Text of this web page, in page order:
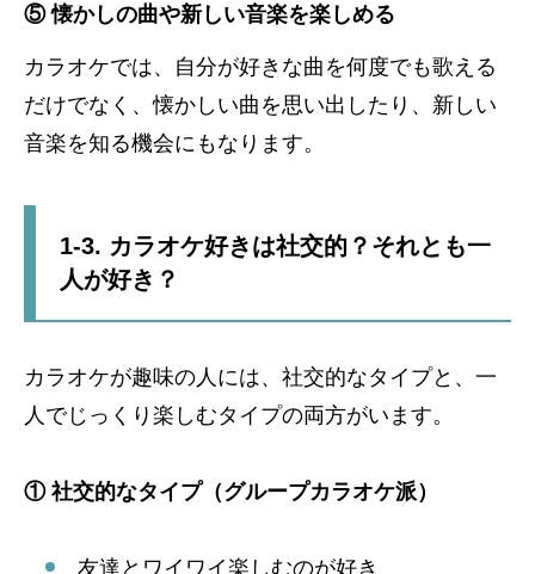
⑤ 懐かしの曲や新しい音楽を楽しめる
カラオケでは、自分が好きな曲を何度でも歌える
だけでなく、懐かしい曲を思い出したり、新しい
音楽を知る機会にもなります。
1-3. カラオケ好きは社交的？それとも一
人が好き？
カラオケが趣味の人には、社交的なタイプと、一
人でじっくり楽しむタイプの両方がいます。
① 社交的なタイプ（グループカラオケ派）
友達とワイワイ楽しむのが好き